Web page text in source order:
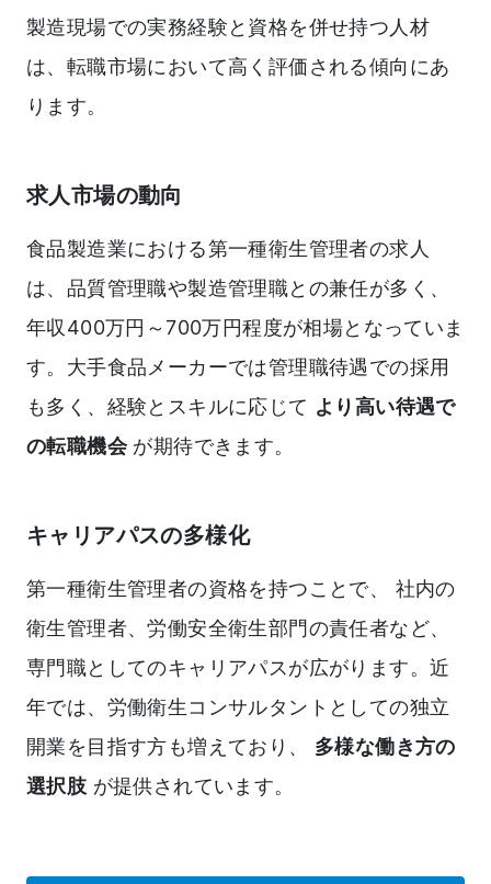
製造現場での実務経験と資格を併せ持つ人材
は、転職市場において高く評価される傾向にあ
ります。
求人市場の動向
食品製造業における第一種衛生管理者の求人
は、品質管理職や製造管理職との兼任が多く、
年収400万円～700万円程度が相場となっていま
す。大手食品メーカーでは管理職待遇での採用
も多く、経験とスキルに応じて より高い待遇で
の転職機会が期待できます。
キャリアパスの多様化
第一種衛生管理者の資格を持つことで、 社内の
衛生管理者、労働安全衛生部門の責任者など、
専門職としてのキャリアパスが広がります。近
年では、労働衛生コンサルタントとしての独立
開業を目指す方も増えており、 多様な働き方の
選択肢 が提供されています。